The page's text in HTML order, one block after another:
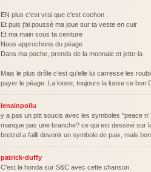
EN plus c'est vrai que c'est cochon :
Et puis j'ai poussé ma joue sur ta veste en cuir
Et ma main sous ta ceinture
Nous approchons du péage
Dans ma poche, prends de la monnaie et jette-la
Mais le plus drôle c'est qu'elle lui carresse les
payer le péage. La loose, toujours la loose ce bon
lenainpoilu
y a pas un ptit soucis avec les symboles "peace n'
manque pas une branche? ce qui est dessiné sur
bretzel a failli devenir un symbole de paix, mais
patrick-duffy
C'est la honda sur S&C avec cette chanson.